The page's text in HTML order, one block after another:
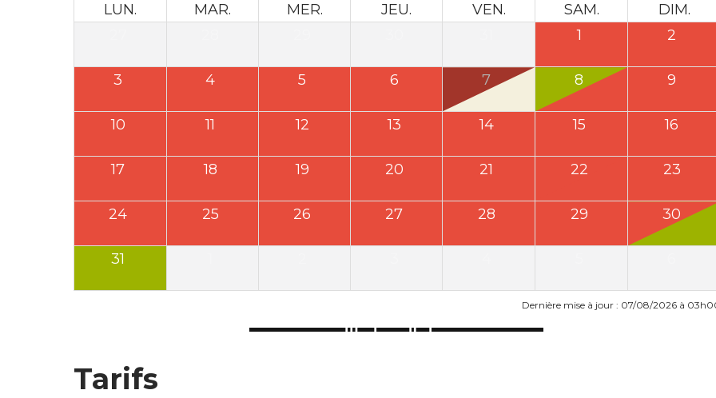
LUN. MAR. MER. JEU. VEN. SAM.
DIM.
1 2
3 4 5 6 7 8 9
10 11 12 13 14 15 16
17 18 19 20 21 22 23
24 25 26 27 28 29 30
31
Dernière mise à jour : 07/08/2026 à
Tarifs